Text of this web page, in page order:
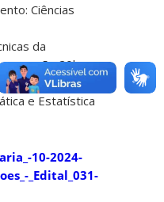
Ciências
da
20h,
2024-
e Estatística
10-2024-
_Edital_031-